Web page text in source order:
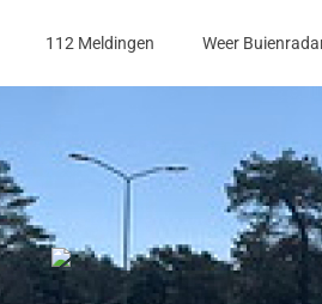
112 Meldingen Weer